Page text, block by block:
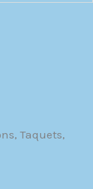
Taquets,